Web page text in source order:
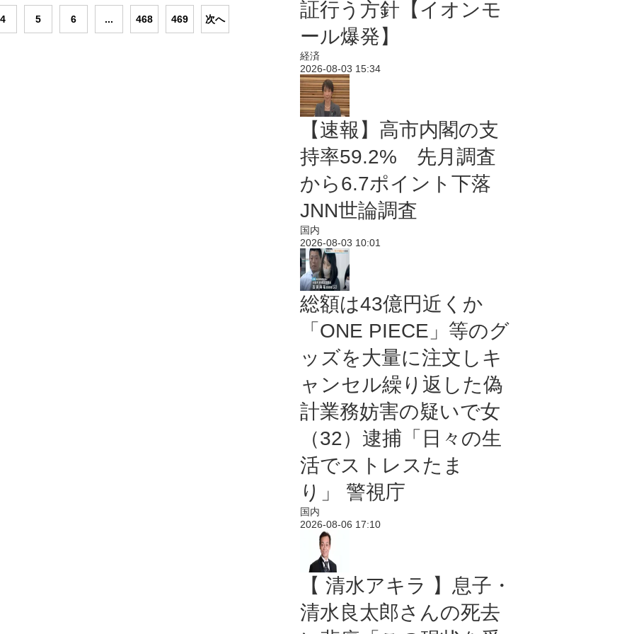
4 5 6 ... 468 469 次へ
証行う方針【イオンモ
ール爆発】
経済
2026-08-03 15:34
【速報】高市内閣の支
持率59.2% 先月調査
から6.7ポイント下落
JNN世論調査
国内
2026-08-03 10:01
総額は43億円近くか
「ONE PIECE」等のグ
ッズを大量に注文しキ
ャンセル繰り返した偽
計業務妨害の疑いで女
（32）逮捕「日々の生
活でストレスたま
り」 警視庁
国内
2026-08-06 17:10
【 清水アキラ 】息子・
清水良太郎さんの死去